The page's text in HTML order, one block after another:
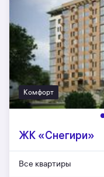
Комфорт
ЖК «Снегири»
Все квартиры